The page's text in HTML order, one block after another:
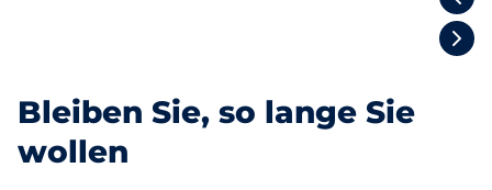
Bleiben Sie, so lange Sie
wollen